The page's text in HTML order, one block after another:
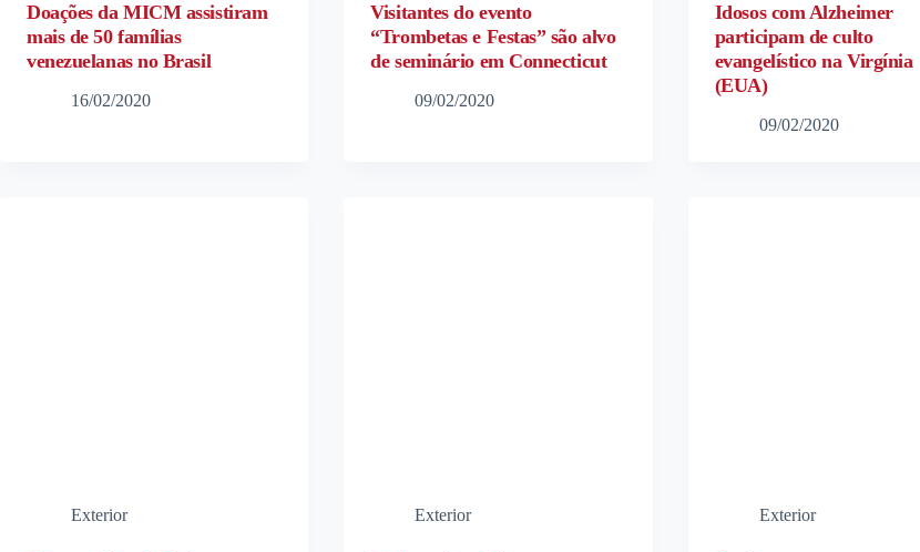
Doações da MICM assistiram
mais de 50 famílias
venezuelanas no Brasil
16/02/2020
Visitantes do evento
“Trombetas e Festas” são alvo
de seminário em Connecticut
09/02/2020
Idosos com Alzheimer
participam de culto
evangelístico na Virgínia
(EUA)
09/02/2020
Exterior Exterior Exterior